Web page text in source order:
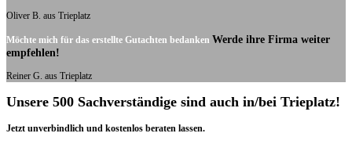
Oliver B. aus Trieplatz
Möchte mich für das erstellte Gutachten bedanken Werde ihre Firma weiter
empfehlen!
Reiner G. aus Trieplatz
Unsere 500 Sachverständige sind auch in/bei Trieplatz!
Jetzt unverbindlich und kostenlos beraten lassen.